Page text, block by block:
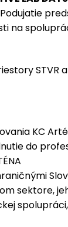
Podujatie
na
KC
do
sektore,